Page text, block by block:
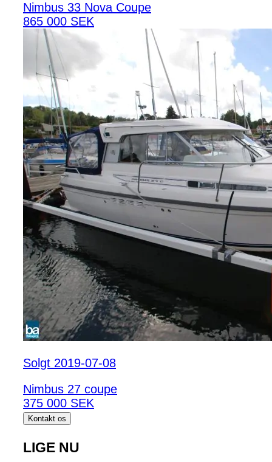
Nimbus 33 Nova Coupe
865 000 SEK
Solgt 2019-07-08
Nimbus 27 coupe
375 000 SEK
Kontakt os
LIGE NU